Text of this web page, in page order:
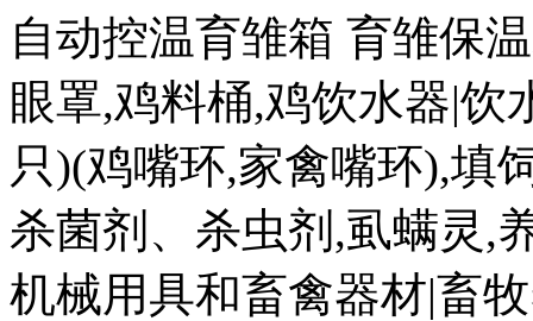
自动控温育雏箱 育雏保
眼罩,鸡料桶,鸡饮水器|饮
只)(鸡嘴环,家禽嘴环),填
杀菌剂、杀虫剂,虱螨灵,
机械用具和畜禽器材|畜